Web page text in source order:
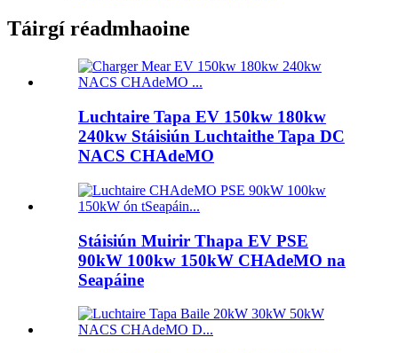
Táirgí réadmhaoine
Luchtaire Tapa EV 150kw 180kw
240kw Stáisiún Luchtaithe Tapa DC
NACS CHAdeMO
Stáisiún Muirir Thapa EV PSE
90kW 100kw 150kW CHAdeMO na
Seapáine